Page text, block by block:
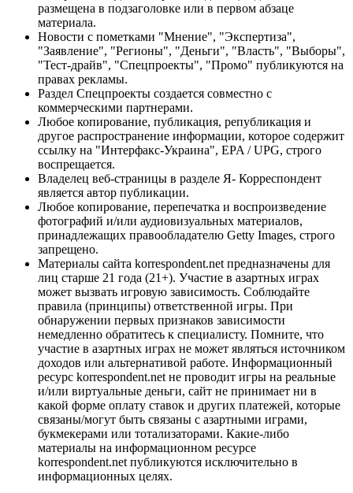
размещена в подзаголовке или в первом абзаце
материала.
Новости с пометками "Мнение", "Экспертиза",
"Заявление", "Регионы", "Деньги", "Власть", "Выборы",
"Тест-драйв", "Спецпроекты", "Промо" публикуются на
правах рекламы.
Раздел Спецпроекты создается совместно с
коммерческими партнерами.
Любое копирование, публикация, републикация и
другое распространение информации, которое содержит
ссылку на "Интерфакс-Украина", EPA / UPG, строго
воспрещается.
Владелец веб-страницы в разделе Я- Корреспондент
является автор публикации.
Любое копирование, перепечатка и воспроизведение
фотографий и/или аудиовизуальных материалов,
принадлежащих правообладателю Getty Images, строго
запрещено.
Материалы сайта korrespondent.net предназначены для
лиц старше 21 года (21+). Участие в азартных играх
может вызвать игровую зависимость. Соблюдайте
правила (принципы) ответственной игры. При
обнаружении первых признаков зависимости
немедленно обратитесь к специалисту. Помните, что
участие в азартных играх не может являться источником
доходов или альтернативой работе. Информационный
ресурс korrespondent.net не проводит игры на реальные
и/или виртуальные деньги, сайт не принимает ни в
какой форме оплату ставок и других платежей, которые
связаны/могут быть связаны с азартными играми,
букмекерами или тотализаторами. Какие-либо
материалы на информационном ресурсе
korrespondent.net публикуются исключительно в
информационных целях.